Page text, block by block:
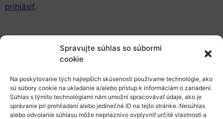
Spravujte súhlas so súbormi
cookie
Na poskytovanie tých najlepších skúseností používame technológie, ako
sú súbory cookie na ukladanie a/alebo prístup k informáciám o zariadení.
Súhlas s týmito technológiami nám umožní spracovávať údaje, ako je
správanie pri prehliadaní alebo jedinečné ID na tejto stránke. Nesúhlas
alebo odvolanie súhlasu môže nepriaznivo ovplyvniť určité vlastnosti a
prihlásiť.
Európsky výskumný priestor
Oblasti našej podpory